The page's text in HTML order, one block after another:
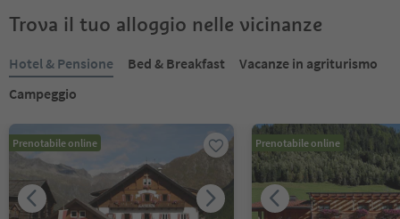
Trova il tuo alloggio nelle vicinanze
Hotel & Pensione Bed & Breakfast
Vacanze in agriturismo
Campeggio
Prenotabile online Prenotabile online